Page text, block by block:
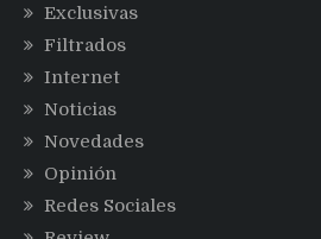
Exclusivas
Filtrados
Internet
Noticias
Novedades
Opinión
Redes Sociales